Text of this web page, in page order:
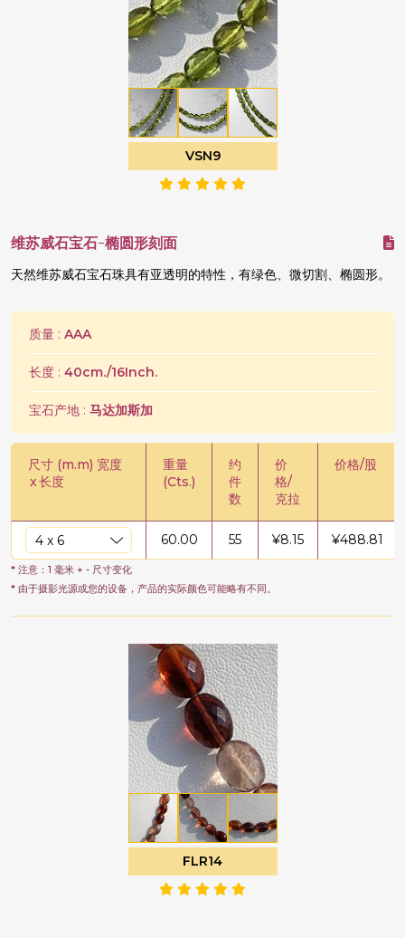
VSN9
维苏威石宝石-椭圆形刻面
天然维苏威石宝石珠具有亚透明的特性，有绿色、微切割、椭圆形。
质量 : AAA
长度 : 40cm./16Inch.
宝石产地 : 马达加斯加
尺寸 (m.m) 宽度
x长度
重量
(Cts.)
约
件
数
价
格/
克拉
价格/股
60.00 55 ¥8.15 ¥488.81
* 注意：1 毫米 + - 尺寸变化
* 由于摄影光源或您的设备，产品的实际颜色可能略有不同。
FLR14